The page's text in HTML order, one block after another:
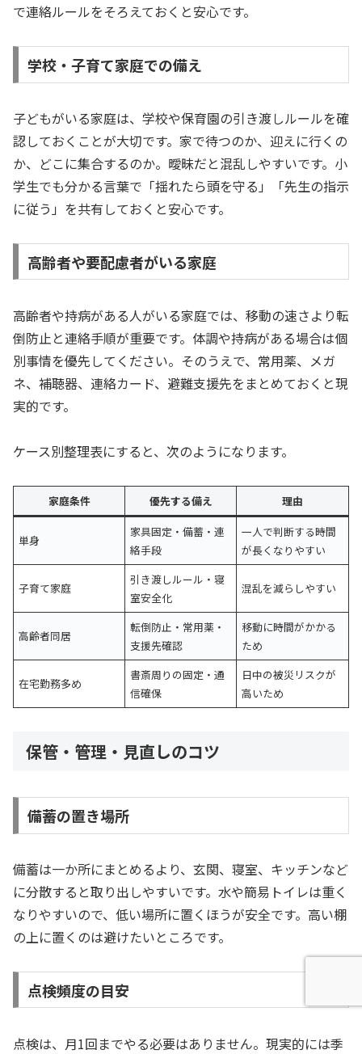
で連絡ルールをそろえておくと安心です。
学校・子育て家庭での備え
子どもがいる家庭は、学校や保育園の引き渡しルールを確
認しておくことが大切です。家で待つのか、迎えに行くの
か、どこに集合するのか。曖昧だと混乱しやすいです。小
学生でも分かる言葉で「揺れたら頭を守る」「先生の指示
に従う」を共有しておくと安心です。
高齢者や要配慮者がいる家庭
高齢者や持病がある人がいる家庭では、移動の速さより転
倒防止と連絡手順が重要です。体調や持病がある場合は個
別事情を優先してください。そのうえで、常用薬、メガ
ネ、補聴器、連絡カード、避難支援先をまとめておくと現
実的です。
ケース別整理表にすると、次のようになります。
家庭条件 優先する備え 理由
単身
家具固定・備蓄・連
絡手段
一人で判断する時間
が長くなりやすい
子育て家庭
引き渡しルール・寝
室安全化
混乱を減らしやすい
高齢者同居
転倒防止・常用薬・
支援先確認
移動に時間がかかる
ため
在宅勤務多め
書斎周りの固定・通
信確保
日中の被災リスクが
高いため
保管・管理・見直しのコツ
備蓄の置き場所
備蓄は一か所にまとめるより、玄関、寝室、キッチンなど
に分散すると取り出しやすいです。水や簡易トイレは重く
なりやすいので、低い場所に置くほうが安全です。高い棚
の上に置くのは避けたいところです。
点検頻度の目安
点検は、月1回までやる必要はありません。現実的には季